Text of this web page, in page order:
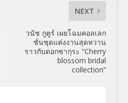
NEXT
วนัช กูตูร์ เผยโฉมคอลเลก
ชั่นชุดแต่งงานสุดหวาน
ราวกับดอกซากุระ “Cherry
blossom bridal
collection”